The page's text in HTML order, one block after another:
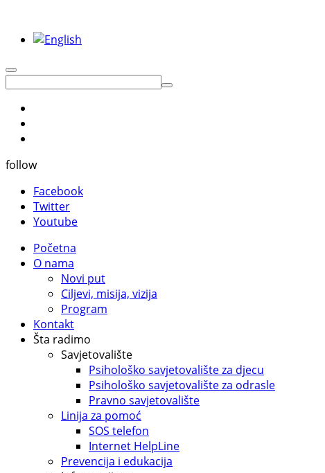
follow
Facebook
Twitter
Youtube
Početna
O nama
Novi put
Ciljevi, misija, vizija
Program
Kontakt
Šta radimo
Savjetovalište
Psihološko savjetovalište za djecu
Psihološko savjetovalište za odrasle
Pravno savjetovalište
Linija za pomoć
SOS telefon
Internet HelpLine
Prevencija i edukacija